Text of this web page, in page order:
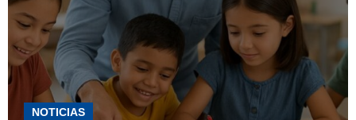
NOTICIAS